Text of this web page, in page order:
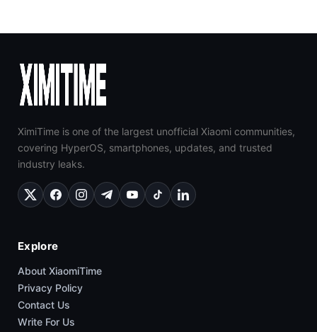
XimiTime is one of the largest unofficial Xiaomi communities,
covering HyperOS, smartphones, updates, and trusted
industry leaks.
Explore
About XiaomiTime
Privacy Policy
Contact Us
Write For Us